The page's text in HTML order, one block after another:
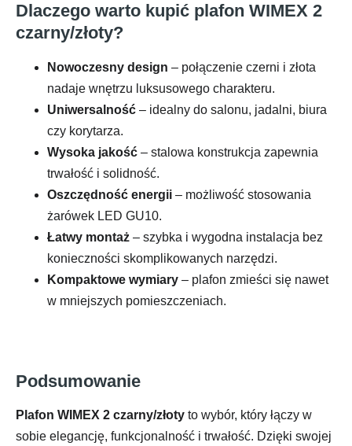
Dlaczego warto kupić plafon WIMEX 2
czarny/złoty?
Nowoczesny design – połączenie czerni i złota
nadaje wnętrzu luksusowego charakteru.
Uniwersalność – idealny do salonu, jadalni, biura
czy korytarza.
Wysoka jakość – stalowa konstrukcja zapewnia
trwałość i solidność.
Oszczędność energii – możliwość stosowania
żarówek LED GU10.
Łatwy montaż – szybka i wygodna instalacja bez
konieczności skomplikowanych narzędzi.
Kompaktowe wymiary – plafon zmieści się nawet
w mniejszych pomieszczeniach.
Podsumowanie
Plafon WIMEX 2 czarny/złoty to wybór, który łączy w
sobie elegancję, funkcjonalność i trwałość. Dzięki swojej